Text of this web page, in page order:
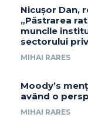
Nicușor Dan,
„Păstrarea
muncile
sectorului
MIHAI RARES
Moody’s
având o
MIHAI RARES